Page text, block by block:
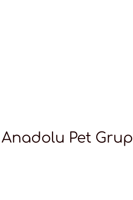
Anadolu Pet Grup